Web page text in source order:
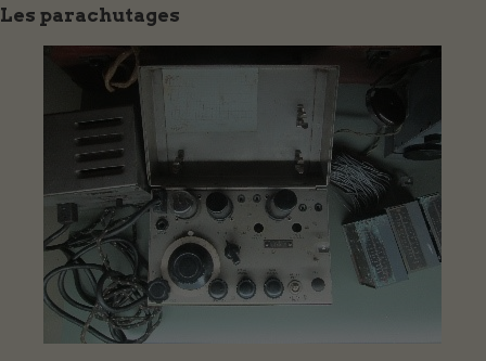
Les parachutages